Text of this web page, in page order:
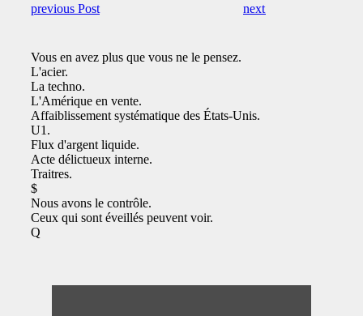
previous Post next Post
Vous en avez plus que vous ne le pensez.
L'acier.
La techno.
L'Amérique en vente.
Affaiblissement systématique des États-Unis.
U1.
Flux d'argent liquide.
Acte délictueux interne.
Traitres.
$
Nous avons le contrôle.
Ceux qui sont éveillés peuvent voir.
Q